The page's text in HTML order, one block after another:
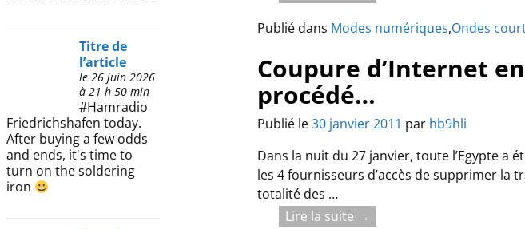
Publié dans Modes numériques,Ondes
Coupure d’Internet
procédé…
Publié le30 janvier 2011 par hb9hli
Dans la nuit du 27 janvier, toute l’Egypte a
les 4 fournisseurs d’accès de supprimer la
totalité des …
Lire la suite →
Titre de
l’article
le 26 juin 2026
à 21 h 50 min
#Hamradio
Friedrichshafen today.
After buying a few odds
and ends, it's time to
turn on the soldering
iron